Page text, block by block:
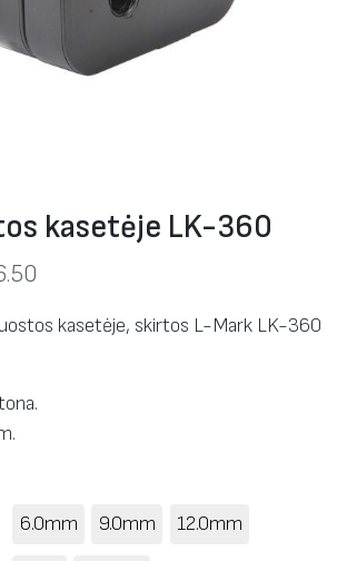
kasetėje LK-360
kasetėje, skirtos L-Mark LK-360
6.0mm 9.0mm 12.0mm